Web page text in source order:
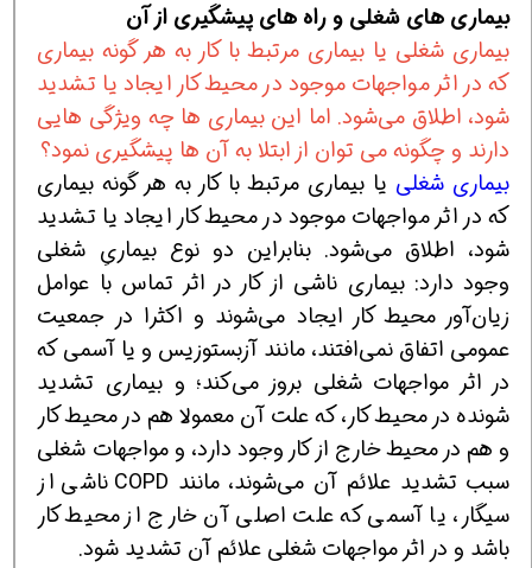
بیماری های شغلی و راه های پیشگیری از آن
بیماری شغلی یا بیماری مرتبط با کار به هر گونه بیماری
که در اثر مواجهات موجود در محیط کار ایجاد یا تشدید
شود، اطلاق می‌شود. اما این بیماری ها چه ویژگی هایی
دارند و چگونه می توان از ابتلا به آن ها پیشگیری نمود؟
بیماری شغلی یا بیماری مرتبط با کار به هر گونه بیماری
که در اثر مواجهات موجود در محیط کار ایجاد یا تشدید
شود، اطلاق می‌شود. بنابراین دو نوع بیماریِ شغلی
وجود دارد: بیماری ناشی از کار در اثر تماس با عوامل
زيان‌آور محيط كار ايجاد مي‌شوند و اکثرا در جمعيت
عمومي اتفاق نمي‌افتند، مانند آزبستوزيس و یا آسمی که
در اثر مواجهات شغلی بروز می‌کند؛ و بیماری تشدید
شونده در محیط کار، که علت آن معمولا هم در محیط کار
و هم در محیط خارج از کار وجود دارد، و مواجهات شغلی
سبب تشدید علائم آن می‌شوند، مانند COPD ناشی از
سیگار، یا آسمی که علت اصلی آن خارج از محیط کار
باشد و در اثر مواجهات شغلی علائم آن تشدید شود.